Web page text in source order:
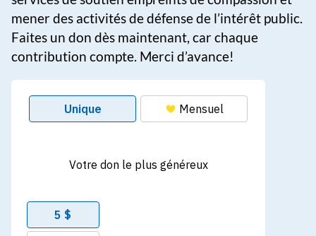
mener des activités de défense de l’intérêt public.
Faites un don dès maintenant, car chaque
contribution compte. Merci d’avance!